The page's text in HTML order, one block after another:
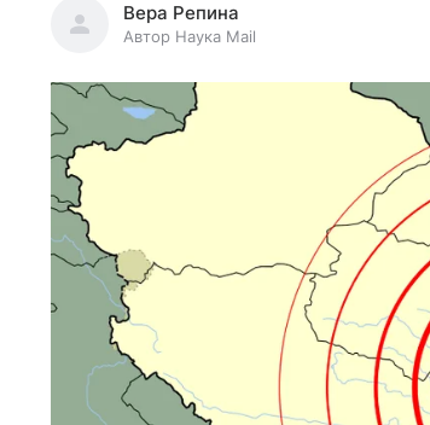
Вера Репина
Автор Наука Mail